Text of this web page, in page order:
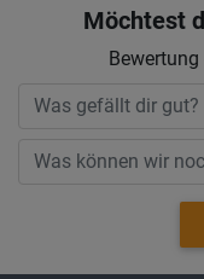
Möchtest